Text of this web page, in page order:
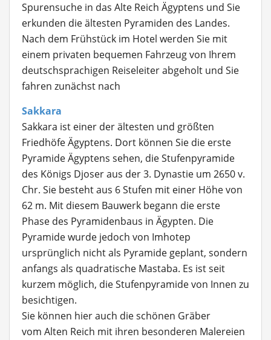
Spurensuche in das Alte Reich Ägyptens und Sie
erkunden die ältesten Pyramiden des Landes.
Nach dem Frühstück im Hotel werden Sie mit
einem privaten bequemen Fahrzeug von Ihrem
deutschsprachigen Reiseleiter abgeholt und Sie
fahren zunächst nach
Sakkara
Sakkara ist einer der ältesten und größten
Friedhöfe Ägyptens. Dort können Sie die erste
Pyramide Ägyptens sehen, die Stufenpyramide
des Königs Djoser aus der 3. Dynastie um 2650 v.
Chr. Sie besteht aus 6 Stufen mit einer Höhe von
62 m. Mit diesem Bauwerk begann die erste
Phase des Pyramidenbaus in Ägypten. Die
Pyramide wurde jedoch von Imhotep
ursprünglich nicht als Pyramide geplant, sondern
anfangs als quadratische Mastaba. Es ist seit
kurzem möglich, die Stufenpyramide von Innen zu
besichtigen.
Sie können hier auch die schönen Gräber
vom Alten Reich mit ihren besonderen Malereien